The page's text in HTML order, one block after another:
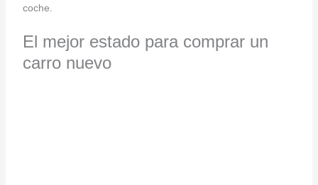
coche.
El mejor estado para comprar un
carro nuevo